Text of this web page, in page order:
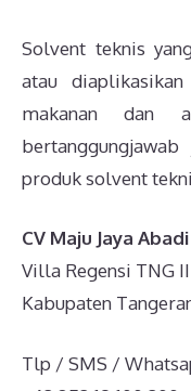
Solvent teknis
atau
makanan dan
produk solvent
CV Maju Jaya Abadi
Villa Regensi TNG
Kabupaten
Tlp / SMS /